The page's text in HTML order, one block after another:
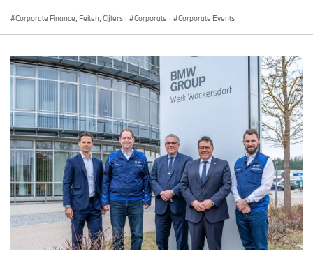
Corporate Finance, Feiten, Cijfers · Corporate · Corporate Events